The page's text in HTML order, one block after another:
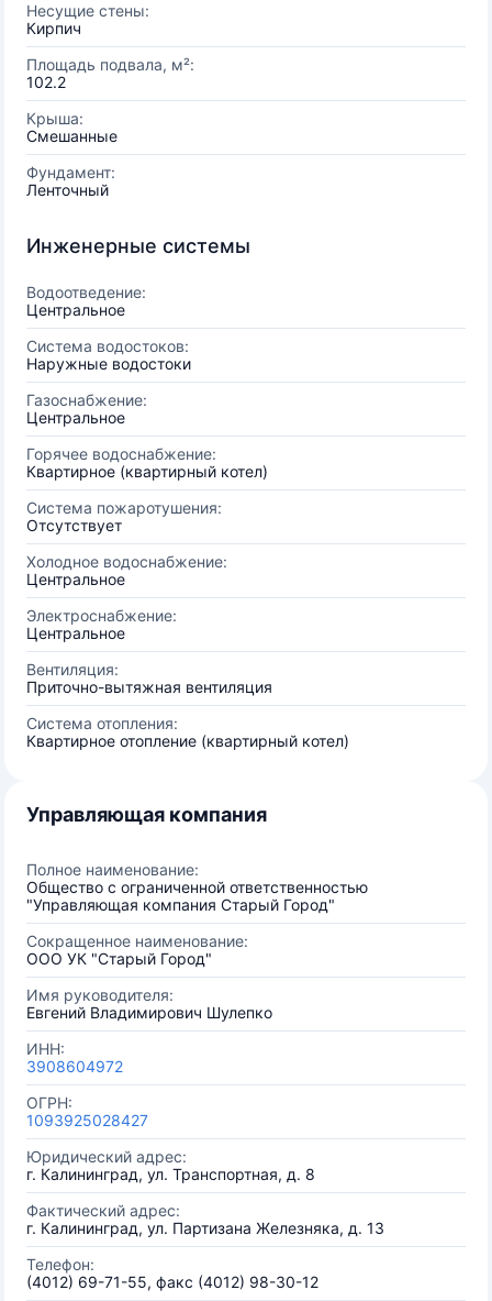
Несущие стены:
Кирпич
Площадь подвала, м²:
102.2
Крыша:
Смешанные
Фундамент:
Ленточный
Инженерные системы
Водоотведение:
Центральное
Система водостоков:
Наружные водостоки
Газоснабжение:
Центральное
Горячее водоснабжение:
Квартирное (квартирный котел)
Система пожаротушения:
Отсутствует
Холодное водоснабжение:
Центральное
Электроснабжение:
Центральное
Вентиляция:
Приточно-вытяжная вентиляция
Система отопления:
Квартирное отопление (квартирный котел)
Управляющая компания
Полное наименование:
Общество с ограниченной ответственностью
"Управляющая компания Старый Город"
Сокращенное наименование:
ООО УК "Старый Город"
Имя руководителя:
Евгений Владимирович Шулепко
ИНН:
3908604972
ОГРН:
1093925028427
Юридический адрес:
г. Калининград, ул. Транспортная, д. 8
Фактический адрес:
г. Калининград, ул. Партизана Железняка, д. 13
Телефон:
(4012) 69-71-55, факс (4012) 98-30-12